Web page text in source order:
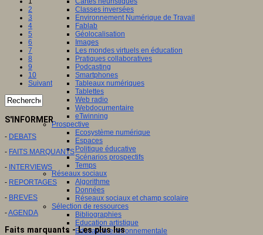
Classes inversées
Environnement Numérique de Travail
Fablab
Géolocalisation
Images
Les mondes virtuels en éducation
Pratiques collaboratives
Podcasting
Smartphones
Tableaux numériques
Tablettes
Web radio
Webdocumentaire
eTwinning
Prospective
Ecosystème numérique
Espaces
Politique éducative
Scénarios prospectifs
Temps
Réseaux sociaux
Algorithme
Données
Réseaux sociaux et champ scolaire
Sélection de ressources
Bibliographies
Education artistique
Education environnementale
2
3
4
5
6
7
8
9
10
Suivant
S'INFORMER
- DEBATS
- FAITS MARQUANTS
- INTERVIEWS
- REPORTAGES
- BREVES
-AGENDA
Faits marquants - Les plus lus